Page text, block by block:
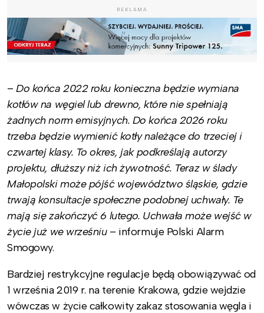
REKLAMA
–Do końca 2022 roku konieczna będzie wymiana
kotłów na węgiel lub drewno, które nie spełniają
żadnych norm emisyjnych. Do końca 2026 roku
trzeba będzie wymienić kotły należące do trzeciej i
czwartej klasy. To okres, jak podkreślają autorzy
projektu, dłuższy niż ich żywotność. Teraz w ślady
Małopolski może pójść województwo śląskie, gdzie
trwają konsultacje społeczne podobnej uchwały. Te
mają się zakończyć 6 lutego. Uchwała może wejść w
życie już we wrześniu – informuje Polski Alarm
Smogowy.
Bardziej restrykcyjne regulacje będą obowiązywać od
1 września 2019 r. na terenie Krakowa, gdzie wejdzie
wówczas w życie całkowity zakaz stosowania węgla i